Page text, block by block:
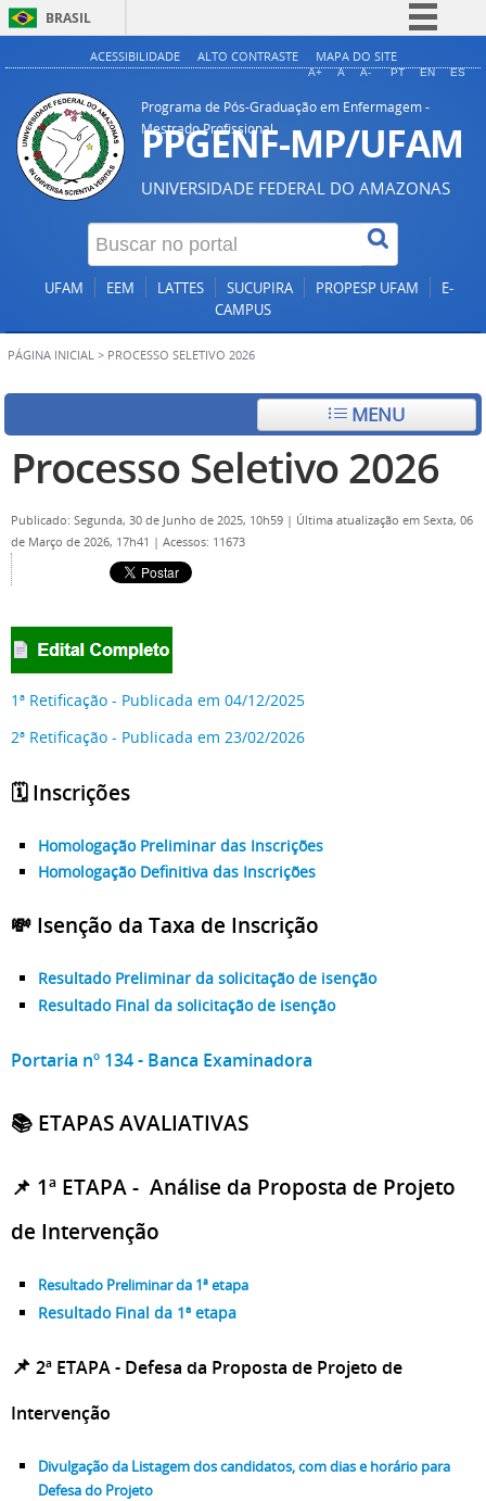
BRASIL
Simplifique!
Acesso à informação
Legislação
Canais
ACESSIBILIDADE ALTO CONTRASTE MAPA DO SITE
A+ A A- PT EN ES
Programa de Pós-Graduação em Enfermagem -
Mestrado Profissional
PPGENF-MP/UFAM
UNIVERSIDADE FEDERAL DO AMAZONAS
UFAM EEM LATTES SUCUPIRA PROPESP UFAM
E-
CAMPUS
PÁGINA INICIAL > PROCESSO SELETIVO 2026
MENU
Processo Seletivo 2026
Publicado: Segunda, 30 de Junho de 2025, 10h59 | Última atualização em Sexta, 06
de Março de 2026, 17h41 | Acessos: 11673
1ª Retificação - Publicada em 04/12/2025
2ª Retificação - Publicada em 23/02/2026
🗓️ Inscrições
Homologação Preliminar das Inscrições
Homologação Definitiva das Inscrições
💸 Isenção da Taxa de Inscrição
Resultado Preliminar da solicitação de isenção
Resultado Final da solicitação de isenção
Portaria nº 134 - Banca Examinadora
📚 ETAPAS AVALIATIVAS
📌 1ª ETAPA - Análise da Proposta de Projeto
de Intervenção
Resultado Preliminar da 1ª etapa
Resultado Final da 1ª etapa
📌 2ª ETAPA - Defesa da Proposta de Projeto de
Intervenção
Divulgação da Listagem dos candidatos, com dias e horário para
Defesa do Projeto